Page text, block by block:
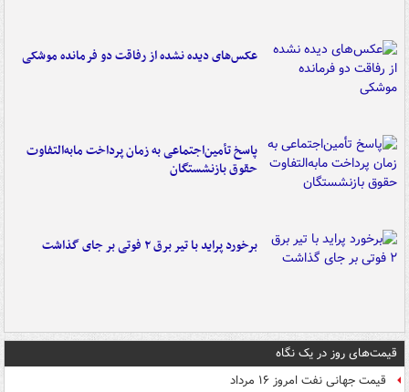
عکس‌های دیده نشده از رفاقت دو فرمانده‌ موشکی
پاسخ تأمین‌اجتماعی به زمان پرداخت مابه‌التفاوت
حقوق بازنشستگان
برخورد پراید با تیر برق ۲ فوتی بر جای گذاشت
قیمت‌های روز در یک نگاه
قیمت جهانی نفت امروز ۱۶ مرداد